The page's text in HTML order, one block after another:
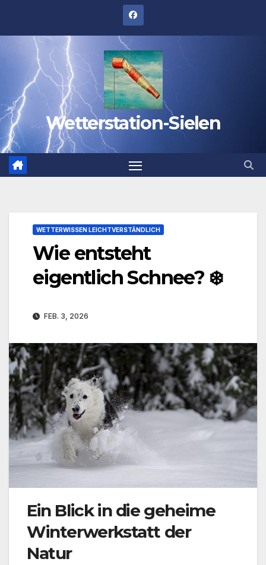
springen
Wetterstation-Sielen
WETTERWISSEN LEICHTVERSTÄNDLICH
Wie entsteht
eigentlich Schnee? ❄️
FEB. 3, 2026
Ein Blick in die geheime
Winterwerkstatt der
Natur